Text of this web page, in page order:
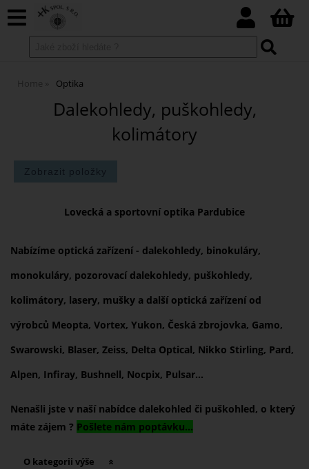
Home Optika
Dalekohledy, puškohledy,
kolimátory
Lovecká a sportovní optika Pardubice
Nabízíme optická zařízení - dalekohledy, binokuláry,
monokuláry, pozorovací dalekohledy, puškohledy,
kolimátory, lasery, mušky a další optická zařízení od
výrobců Meopta, Vortex, Yukon, Česká zbrojovka, Gamo,
Swarowski, Blaser, Zeiss, Delta Optical, Nikko Stirling, Pard,
Alpen, Infiray, Bushnell, Nocpix, Pulsar...
Nenašli jste v naší nabídce dalekohled či puškohled, o který
máte zájem ? Pošlete nám poptávku...
O kategorii výše